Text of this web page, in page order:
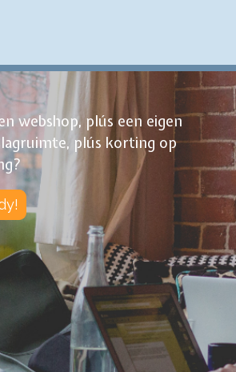
webshop, plús een eigen
plús korting op